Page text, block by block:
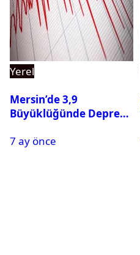
Yerel
Mersin’de 3,9
Büyüklüğünde Deprem
7 ay önce